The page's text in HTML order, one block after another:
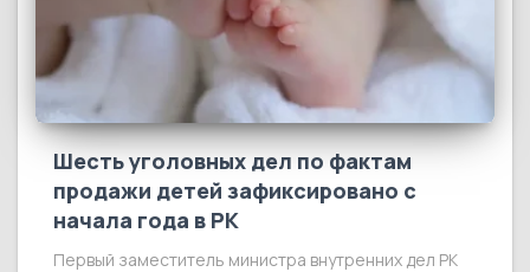
Шесть уголовных дел по фактам
продажи детей зафиксировано с
начала года в РК
Первый заместитель министра внутренних дел РК